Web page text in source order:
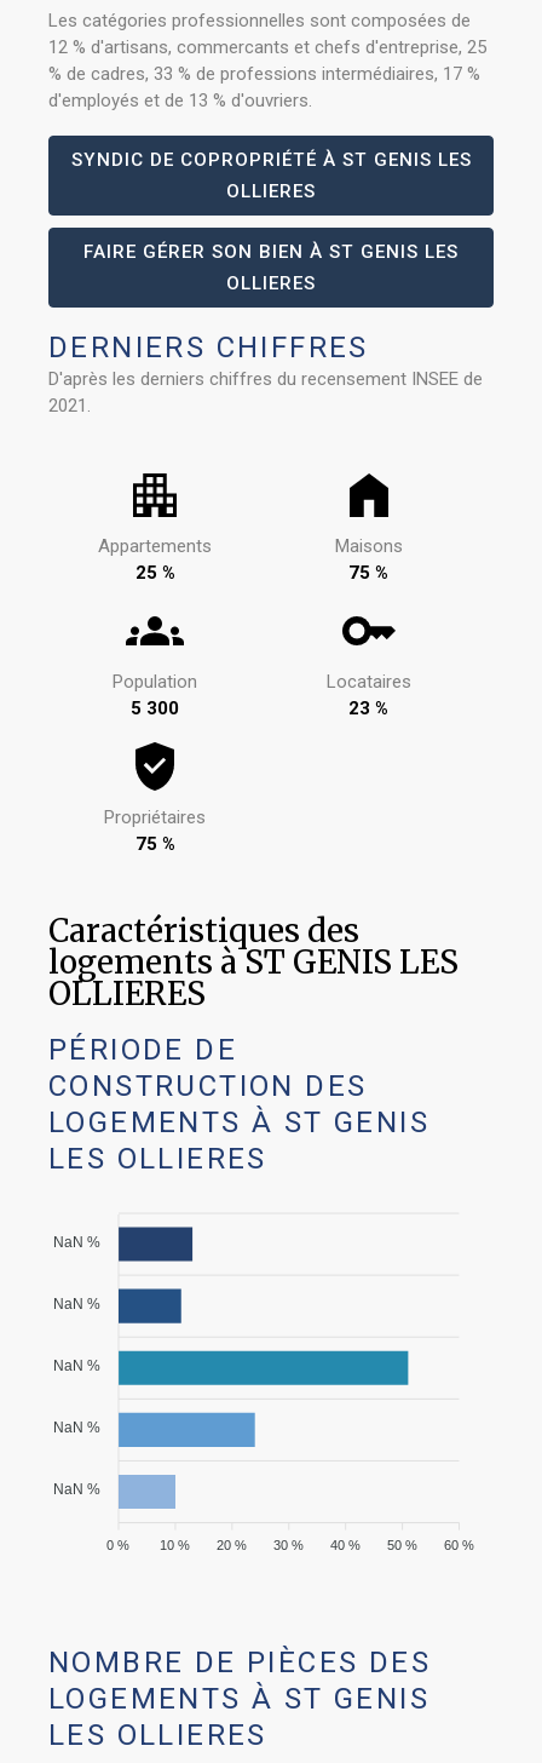
Les catégories professionnelles sont composées de
12 % d'artisans, commercants et chefs d'entreprise, 25
% de cadres, 33 % de professions intermédiaires, 17 %
d'employés et de 13 % d'ouvriers.
SYNDIC DE COPROPRIÉTÉ À ST GENIS LES
OLLIERES
FAIRE GÉRER SON BIEN À ST GENIS LES
OLLIERES
DERNIERS CHIFFRES
D'après les derniers chiffres du recensement INSEE de
2021.
Appartements
25 %
Maisons
75 %
Population
5 300
Locataires
23 %
Propriétaires
75 %
Caractéristiques des
logements à ST GENIS LES
OLLIERES
PÉRIODE DE
CONSTRUCTION DES
LOGEMENTS À ST GENIS
LES OLLIERES
NaN %
NaN %
NaN %
NaN %
NaN %
60 %
50 %
40 %
30 %
20 %
10 %
0 %
NOMBRE DE PIÈCES DES
LOGEMENTS À ST GENIS
LES OLLIERES